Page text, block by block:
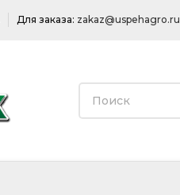
Для заказа: zakaz@uspehagro.ru